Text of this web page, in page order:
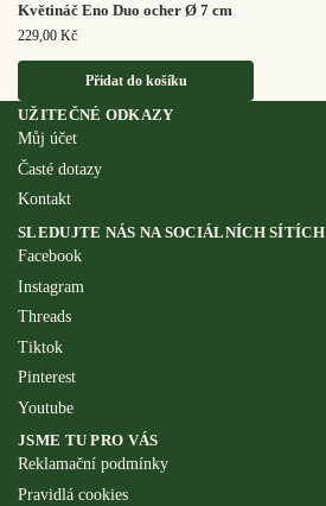
Květináč Eno Duo ocher Ø 7 cm
229,00 Kč
Přidat do košíku
UŽITEČNÉ ODKAZY
Můj účet
Časté dotazy
Kontakt
SLEDUJTE NÁS NA SOCIÁLNÍCH SÍTÍCH
Facebook
Instagram
Threads
Tiktok
Pinterest
Youtube
JSME TU PRO VÁS
Reklamační podmínky
Pravidlá cookies